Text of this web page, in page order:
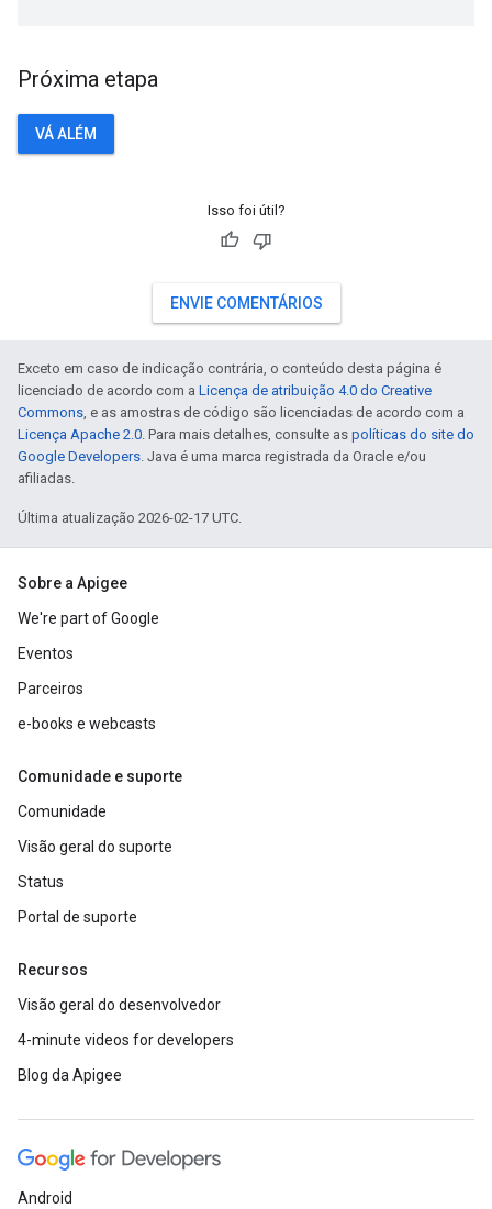
Próxima etapa
VÁ ALÉM
Isso foi útil?
ENVIE COMENTÁRIOS
Exceto em caso de indicação contrária, o conteúdo desta página é
licenciado de acordo com a Licença de atribuição 4.0 do Creative
Commons, e as amostras de código são licenciadas de acordo com a
Licença Apache 2.0. Para mais detalhes, consulte as políticas do site do
Google Developers. Java é uma marca registrada da Oracle e/ou
afiliadas.
Última atualização 2026-02-17 UTC.
Sobre a Apigee
We're part of Google
Eventos
Parceiros
e-books e webcasts
Comunidade e suporte
Comunidade
Visão geral do suporte
Status
Portal de suporte
Recursos
Visão geral do desenvolvedor
4-minute videos for developers
Blog da Apigee
Android